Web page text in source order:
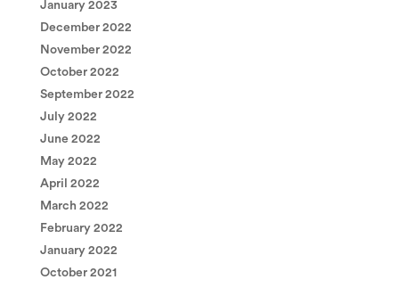
January 2023
December 2022
November 2022
October 2022
September 2022
July 2022
June 2022
May 2022
April 2022
March 2022
February 2022
January 2022
October 2021